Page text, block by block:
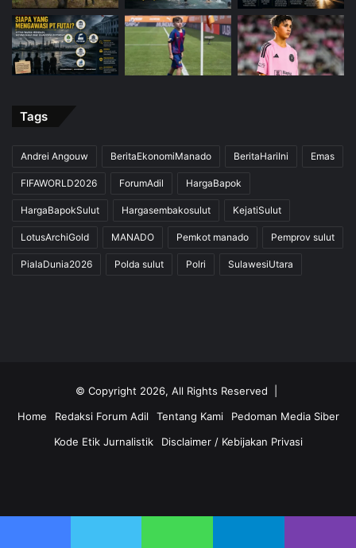
Tags
Andrei Angouw BeritaEkonomiManado BeritaHariIni Emas
FIFAWORLD2026 ForumAdil HargaBapok
HargaBapokSulut Hargasembakosulut KejatiSulut
LotusArchiGold MANADO Pemkot manado Pemprov sulut
PialaDunia2026 Polda sulut Polri SulawesiUtara
© Copyright 2026, All Rights Reserved |
Home
Redaksi Forum Adil Tentang Kami
Pedoman Media Siber
Kode Etik Jurnalistik
Disclaimer / Kebijakan Privasi